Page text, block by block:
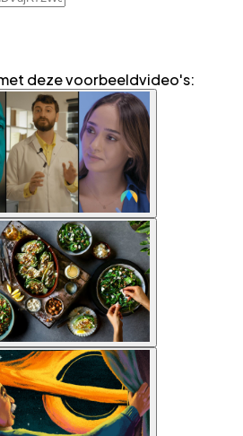
deze voorbeeldvideo's: